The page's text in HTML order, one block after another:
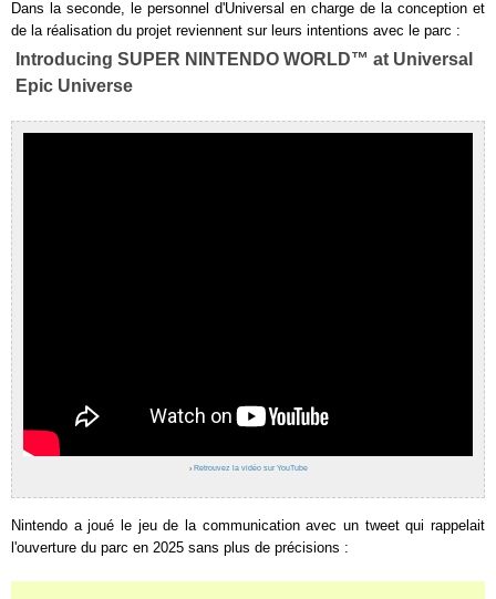
Dans la seconde, le personnel d'Universal en charge de la conception et
de la réalisation du projet reviennent sur leurs intentions avec le parc :
Introducing SUPER NINTENDO WORLD™ at Universal
Epic Universe
› Retrouvez la vidéo sur YouTube
Nintendo a joué le jeu de la communication avec un tweet qui rappelait
l'ouverture du parc en 2025 sans plus de précisions :